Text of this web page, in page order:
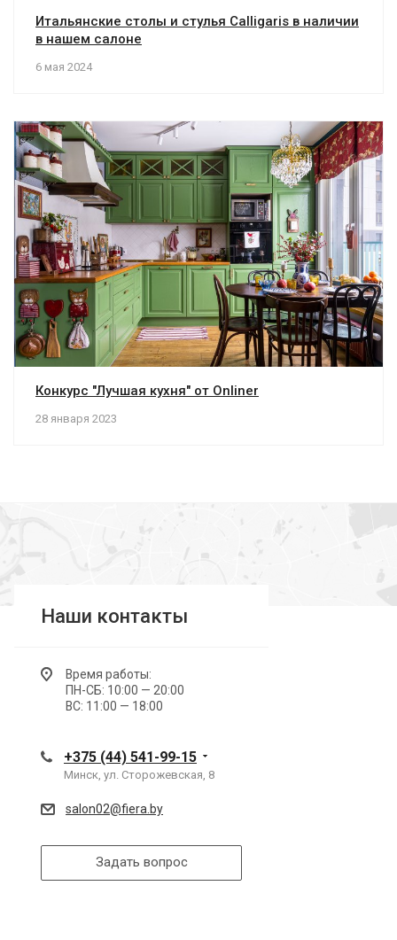
6 мая 2024
Итальянские столы и стулья Calligaris в наличии
в нашем салоне
28 января 2023
Конкурс "Лучшая кухня" от Onliner
Наши контакты
Время работы:
ПН-СБ: 10:00 — 20:00
ВС: 11:00 — 18:00
+375 (44) 541-99-15
Минск, ул. Сторожевская, 8
salon02@fiera.by
Задать вопрос